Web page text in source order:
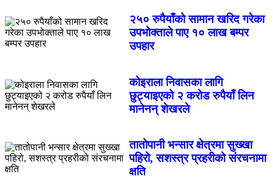
२५० रुपैयाँको सामान खरिद गरेका
उपभोक्ताले पाए १० लाख बम्पर
उपहार
कोइराला निवासका लागि
छुट्याइएको २ करोड रुपैयाँ लिन
मानेनन् शेखरले
तातोपानी भन्सार क्षेत्रमा सुख्खा
पहिरो, सशस्त्र प्रहरीको संरचनामा
क्षति